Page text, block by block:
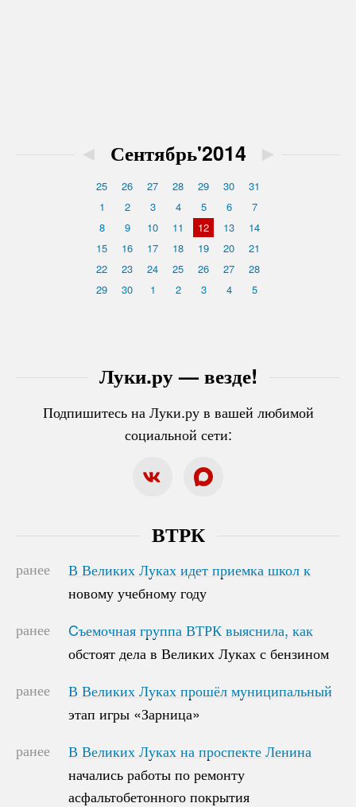
Луки.ру — везде!
Подпишитесь на Луки.ру в вашей любимой
социальной сети:
◄ Сентябрь'2014 ►
25 26 27 28 29 30
31
1
2 3 4 5 6
7
8
9 10 11 12 13
14
15
16 17 18 19 20
21
22
23 24 25 26 27
28
29
30 1 2 3 4 5
ВТРК
ранее
В Великих Луках идет приемка школ к
новому учебному году
В Великих Луках идет приемка школ к
новому учебному году
ранее
Cъемочная группа ВТРК выяснила, как
обстоят дела в Великих Луках с бензином
Cъемочная группа ВТРК выяснила, как
обстоят дела в Великих Луках с бензином
ранее
В Великих Луках прошёл муниципальный
этап игры «Зарница»
В Великих Луках прошёл муниципальный
этап игры «Зарница»
ранее
В Великих Луках на проспекте Ленина
начались работы по ремонту
асфальтобетонного покрытия
В Великих Луках на проспекте Ленина
начались работы по ремонту
асфальтобетонного покрытия